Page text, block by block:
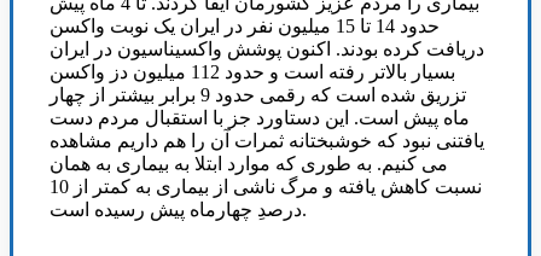
حدود 14 تا 15 میلیون نفر در ایران یک نوبت واکسن
دریافت کرده بودند. اکنون پوشش واکسیناسیون در ایران
بسیار بالاتر رفته است و حدود 112 میلیون دز واکسن
تزریق شده است که رقمی حدود 9 برابر بیشتر از چهار
ماه پیش است. این دستاورد جز با استقبال مردم دست
یافتنی نبود که خوشبختانه ثمرات آن را هم داریم مشاهده
می کنیم. به طوری که موارد ابتلا به بیماری به همان
نسبت کاهش یافته و مرگ ناشی از بیماری به کمتر از 10
درصدِ چهارماه پیش رسیده است.